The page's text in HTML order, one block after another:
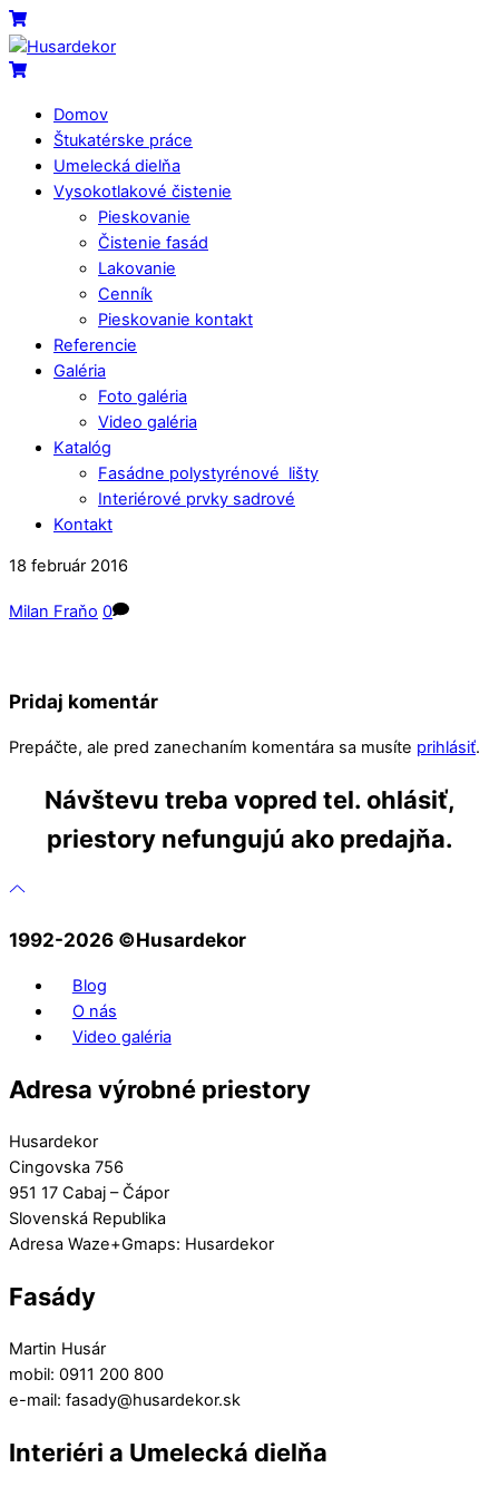
Skip
to
content
Menu
Cart
Cart
Domov
Štukatérske práce
Umelecká dielňa
Vysokotlakové čistenie
Pieskovanie
Čistenie fasád
Lakovanie
Cenník
Pieskovanie kontakt
Referencie
Galéria
Foto galéria
Video galéria
Katalóg
Fasádne polystyrénové lišty
Interiérové prvky sadrové
Kontakt
Close
Close
18 február 2016
Milan Fraňo 0
Pridaj komentár
Prepáčte, ale pred zanechaním komentára sa musíte prihlásiť.
Návštevu treba vopred tel. ohlásiť,
priestory nefungujú ako predajňa.
1992-2026 ©️Husardekor
Blog
O nás
Video galéria
Adresa výrobné priestory
Husardekor
Cingovska 756
951 17 Cabaj – Čápor
Slovenská Republika
Adresa Waze+Gmaps: Husardekor
Fasády
Martin Husár
mobil: 0911 200 800
e-mail: fasady@husardekor.sk
Interiéri a Umelecká dielňa